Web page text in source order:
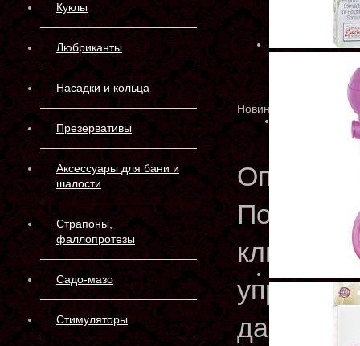
Куклы
Любриканты
Насадки и кольца
Презервативы
Аксессуары для бани и
шалости
Страпоны,
фаллопротезы
Садо-мазо
Стимуляторы
Новинка
Помпа-
клитора.
даря